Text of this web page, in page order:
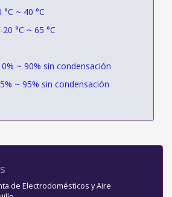
~ 40 °C
°C ~ 65 °C
~ 90% sin condensación
~ 95% sin condensación
de Electrodomésticos y Aire